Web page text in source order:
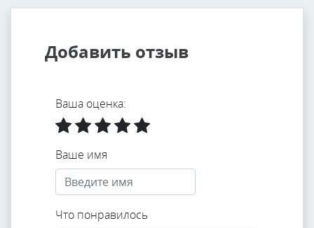
Добавить отзыв
Ваша оценка:
Ваше имя
Что понравилось